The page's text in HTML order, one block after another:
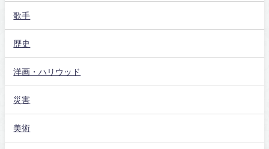
歌手
歴史
洋画・ハリウッド
災害
美術